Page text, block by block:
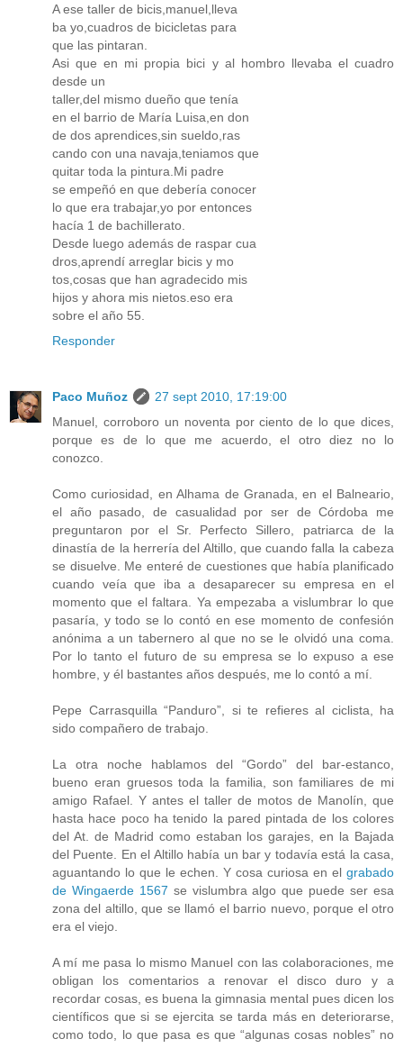
A ese taller de bicis,manuel,lleva
ba yo,cuadros de bicicletas para
que las pintaran.
Asi que en mi propia bici y al hombro llevaba el cuadro
desde un
taller,del mismo dueño que tenía
en el barrio de María Luisa,en don
de dos aprendices,sin sueldo,ras
cando con una navaja,teniamos que
quitar toda la pintura.Mi padre
se empeñó en que debería conocer
lo que era trabajar,yo por entonces
hacía 1 de bachillerato.
Desde luego además de raspar cua
dros,aprendí arreglar bicis y mo
tos,cosas que han agradecido mis
hijos y ahora mis nietos.eso era
sobre el año 55.
Responder
Paco Muñoz
27 sept 2010, 17:19:00
Manuel, corroboro un noventa por ciento de lo que dices,
porque es de lo que me acuerdo, el otro diez no lo
conozco.
Como curiosidad, en Alhama de Granada, en el Balneario,
el año pasado, de casualidad por ser de Córdoba me
preguntaron por el Sr. Perfecto Sillero, patriarca de la
dinastía de la herrería del Altillo, que cuando falla la cabeza
se disuelve. Me enteré de cuestiones que había planificado
cuando veía que iba a desaparecer su empresa en el
momento que el faltara. Ya empezaba a vislumbrar lo que
pasaría, y todo se lo contó en ese momento de confesión
anónima a un tabernero al que no se le olvidó una coma.
Por lo tanto el futuro de su empresa se lo expuso a ese
hombre, y él bastantes años después, me lo contó a mí.
Pepe Carrasquilla “Panduro”, si te refieres al ciclista, ha
sido compañero de trabajo.
La otra noche hablamos del “Gordo” del bar-estanco,
bueno eran gruesos toda la familia, son familiares de mi
amigo Rafael. Y antes el taller de motos de Manolín, que
hasta hace poco ha tenido la pared pintada de los colores
del At. de Madrid como estaban los garajes, en la Bajada
del Puente. En el Altillo había un bar y todavía está la casa,
aguantando lo que le echen. Y cosa curiosa en el grabado
de Wingaerde 1567 se vislumbra algo que puede ser esa
zona del altillo, que se llamó el barrio nuevo, porque el otro
era el viejo.
A mí me pasa lo mismo Manuel con las colaboraciones, me
obligan los comentarios a renovar el disco duro y a
recordar cosas, es buena la gimnasia mental pues dicen los
científicos que si se ejercita se tarda más en deteriorarse,
como todo, lo que pasa es que “algunas cosas nobles” no